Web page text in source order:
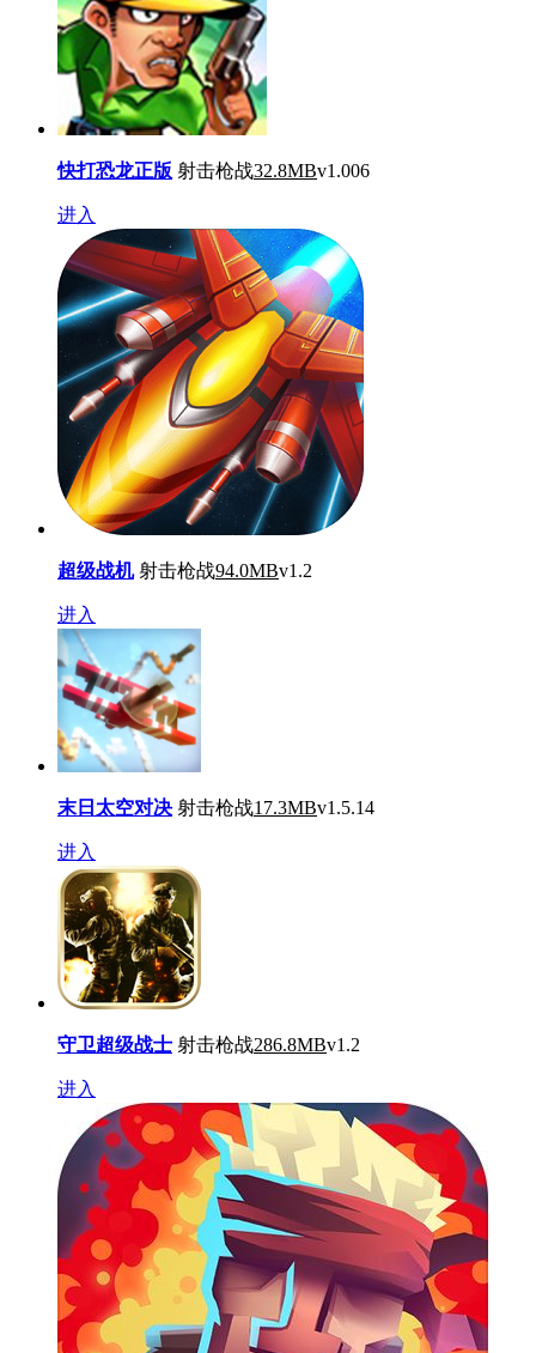
快打恐龙正版 射击枪战32.8MBv1.006
进入
超级战机 射击枪战94.0MBv1.2
进入
末日太空对决 射击枪战17.3MBv1.5.14
进入
守卫超级战士 射击枪战286.8MBv1.2
进入